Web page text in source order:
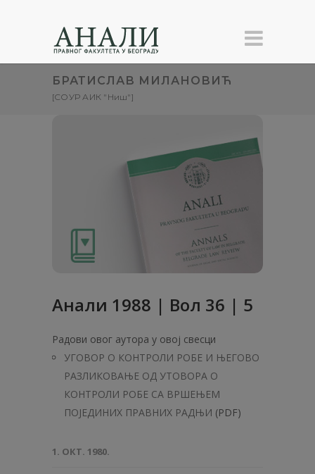
БРАТИСЛАВ МИЛАНОВИЋ
[СОУР АИК "Ниш"]
Анaли 1988 | Вол 36 | 5
Радови овог аутора у овој свесци
УГОВОР О КОНТРОЛИ РОБЕ И ЊЕГОВО
РАЗЛИКОВАЊЕ ОД УTOBOPA О
КОНТРОЛИ РОБЕ СА ВРШЕЊЕМ
ПОЈЕДИНИХ ПРАВНИХ РАДЊИ (PDF)
1. ОКТ. 1980.